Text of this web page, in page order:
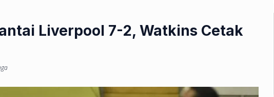
Liverpool 7-2, Watkins Cetak